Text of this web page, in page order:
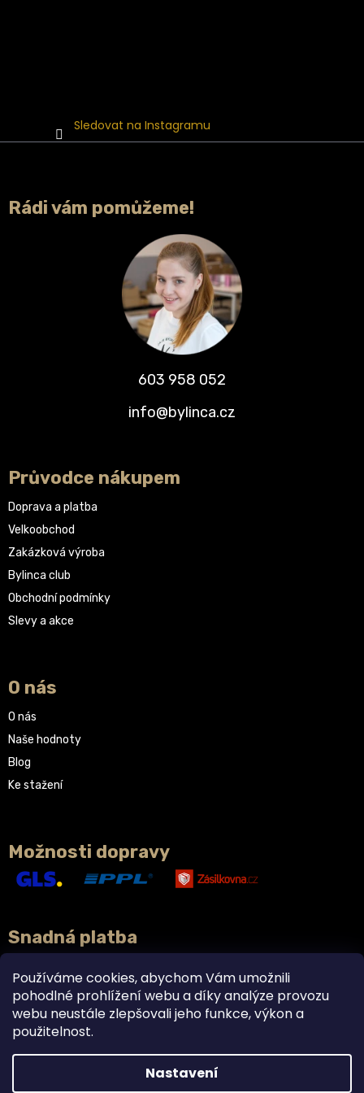
Používáme cookies, abychom Vám umožnili
pohodlné prohlížení webu a díky analýze provozu
webu neustále zlepšovali jeho funkce, výkon a
použitelnost.
Nastavení
Sledovat na Instagramu
Rádi vám pomůžeme!
603 958 052
info@bylinca.cz
Průvodce nákupem
Doprava a platba
Velkoobchod
Zakázková výroba
Bylinca club
Obchodní podmínky
Slevy a akce
O nás
O nás
Naše hodnoty
Blog
Ke stažení
Možnosti dopravy
Snadná platba
Vytvořil Shoptet